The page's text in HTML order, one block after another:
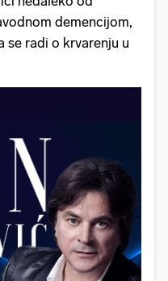
demencijom,
se radi o krvarenju u